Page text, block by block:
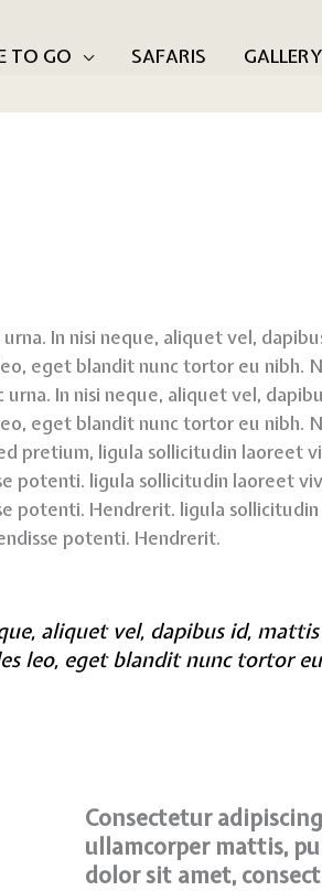
TO GO SAFARIS GALLERY
In nisi neque, aliquet vel,
eget blandit nunc tortor eu nibh.
In nisi neque, aliquet vel,
eget blandit nunc tortor eu nibh.
pretium, ligula sollicitudin laoreet
potenti. ligula sollicitudin laoreet
potenti. Hendrerit. ligula
potenti. Hendrerit.
aliquet vel, dapibus id,
leo, eget blandit nunc tortor
Consectetur
ullamcorper mattis,
dolor sit amet,